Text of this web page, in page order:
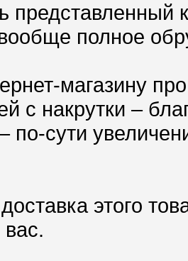
полное
магазину
с накрутки –
по-сути
этого